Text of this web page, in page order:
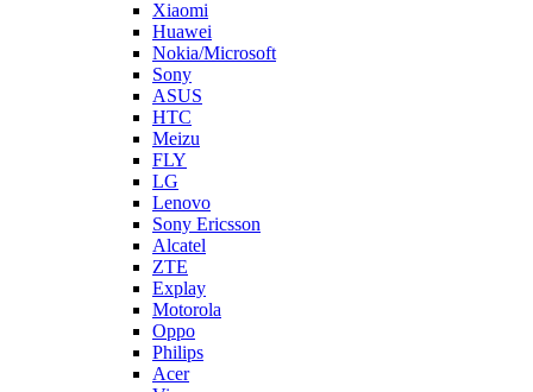
Xiaomi
Huawei
Nokia/Microsoft
Sony
ASUS
HTC
Meizu
FLY
LG
Lenovo
Sony Ericsson
Alcatel
ZTE
Explay
Motorola
Oppo
Philips
Acer